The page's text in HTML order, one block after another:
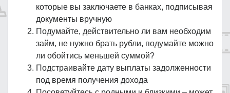
которые вы заключаете в банках, подписывая
документы вручную
Подумайте, действительно ли вам необходим
займ, не нужно брать рубли, подумайте можно
ли обойтись меньшей суммой?
Подстраивайте дату выплаты задолженности
под время получения дохода